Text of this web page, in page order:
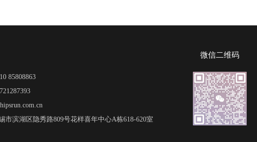
85808863
市滨湖区隐秀路809号花样喜年中心A栋618-620室
微信二维码